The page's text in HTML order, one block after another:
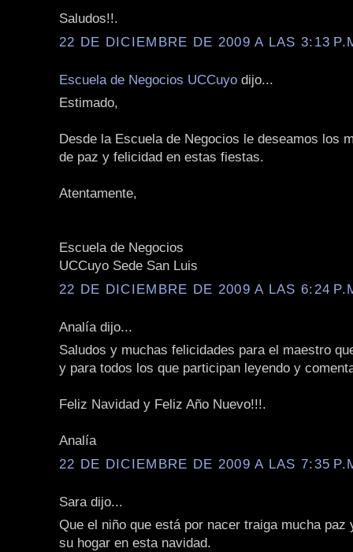
Saludos!!.
22 DE DICIEMBRE DE 2009 A LAS 3:13
Escuela de Negocios UCCuyo dijo...
Estimado,
Desde la Escuela de Negocios le deseamos los
de paz y felicidad en estas fiestas.
Atentamente,
Escuela de Negocios
UCCuyo Sede San Luis
22 DE DICIEMBRE DE 2009 A LAS 6:24
Analía dijo...
Saludos y muchas felicidades para el maestro
y para todos los que participan leyendo y
Feliz Navidad y Feliz Año Nuevo!!!.
Analía
22 DE DICIEMBRE DE 2009 A LAS 7:35
Sara dijo...
Que el niño que está por nacer traiga mucha paz
su hogar en esta navidad.